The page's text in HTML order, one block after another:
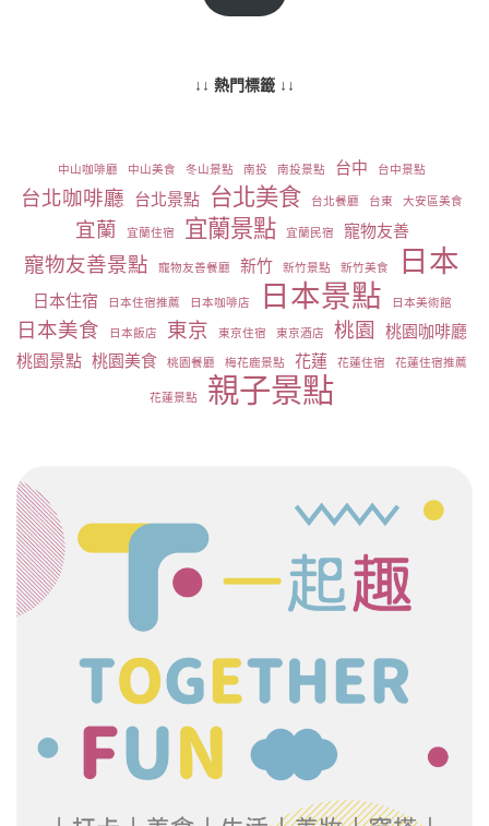
↓↓ 熱門標籤 ↓↓
中山咖啡廳 中山美食 冬山景點 南投 南投景點 台中 台中景點
台北咖啡廳 台北景點 台北美食 台北餐廳 台東 大安區美食
宜蘭 宜蘭住宿 宜蘭景點 宜蘭民宿 寵物友善
寵物友善景點 寵物友善餐廳 新竹 新竹景點 新竹美食 日本
日本住宿 日本住宿推薦 日本咖啡店 日本景點 日本美術館
日本美食 日本飯店 東京 東京住宿 東京酒店 桃園
桃園咖啡廳
桃園景點 桃園美食 桃園餐廳 梅花鹿景點 花蓮 花蓮住宿 花蓮住宿推薦
花蓮景點 親子景點